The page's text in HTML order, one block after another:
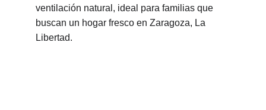
ventilación natural, ideal para familias que
buscan un hogar fresco en Zaragoza, La
Libertad.